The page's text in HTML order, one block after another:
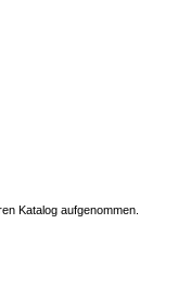
Katalog aufgenommen.